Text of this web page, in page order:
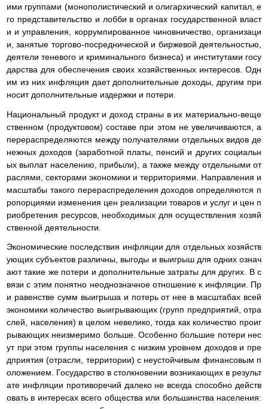
ими группами (монополистический и олигархический капитал, е
го представительство и лобби в органах государственной власт
и и управления, коррумпированное чиновничество, организаци
и, занятые торгово-посреднической и биржевой деятельностью,
деятели теневого и криминального бизнеса) и институтами госу
дарства для обеспечения своих хозяйственных интересов. Одн
им из них инфляция дает дополнительные доходы, другим при
носит дополнительные издержки и потери.
Национальный продукт и доход страны в их материально-веще
ственном (продуктовом) составе при этом не увеличиваются, а
перераспределяются между получателями отдельных видов де
нежных доходов (заработной платы, пенсий и других социальн
ых выплат населению, прибыли), а также между отдельными от
раслями, секторами экономики и территориями. Направления и
масштабы такого перераспределения доходов определяются п
ропорциями изменения цен реализации товаров и услуг и цен п
риобретения ресурсов, необходимых для осуществления хозяй
ственной деятельности.
Экономические последствия инфляции для отдельных хозяйств
ующих субъектов различны, выгоды и выигрыш для одних означ
ают такие же потери и дополнительные затраты для других. В с
вязи с этим понятно неоднозначное отношение к инфляции. Пр
и равенстве сумм выигрыша и потерь от нее в масштабах всей
экономики количество выигрывающих (групп предприятий, отра
слей, населения) в целом невелико, тогда как количество проиг
рывающих неизмеримо больше. Особенно большие потери нес
ут при этом группы населения с низким уровнем доходов и пре
дприятия (отрасли, территории) с неустойчивым финансовым п
оложением. Государство в столкновении возникающих в результ
ате инфляции противоречий далеко не всегда способно действ
овать в интересах всего общества или большинства населения: